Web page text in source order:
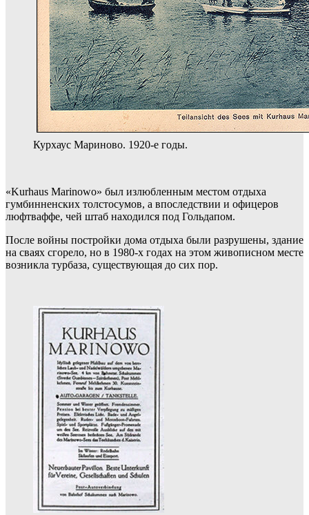
Курхаус Мариново. 1920-е годы.
«Kurhaus Marinowo» был излюбленным местом отдыха
гумбинненских толстосумов, а впоследствии и офицеров
люфтваффе, чей штаб находился под Гольдапом.
После войны постройки дома отдыха были разрушены, здание
на сваях сгорело, но в 1980-х годах на этом живописном месте
возникла турбаза, существующая до сих пор.